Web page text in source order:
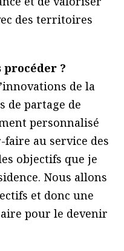
des territoires
procéder ?
de la
de partage de
personnalisé
au service des
objectifs que je
Nous allons
et donc une
pour le devenir